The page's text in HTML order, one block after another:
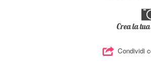
Crea la
Condividi